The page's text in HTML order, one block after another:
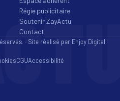
Régie publicitaire
Soutenir ZayActu
Contact
· Site réalisé par Enjoy Digital
CGUAccessibilité